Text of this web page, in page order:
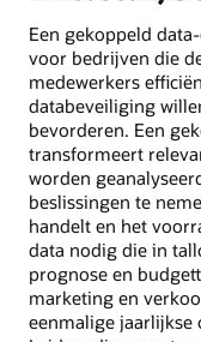
Een gekoppeld
voor bedrijven die
medewerkers
databeveiliging
bevorderen. Een
transformeert
worden
beslissingen te
handelt en het
data nodig die in
prognose en
marketing en
eenmalige jaarlijkse